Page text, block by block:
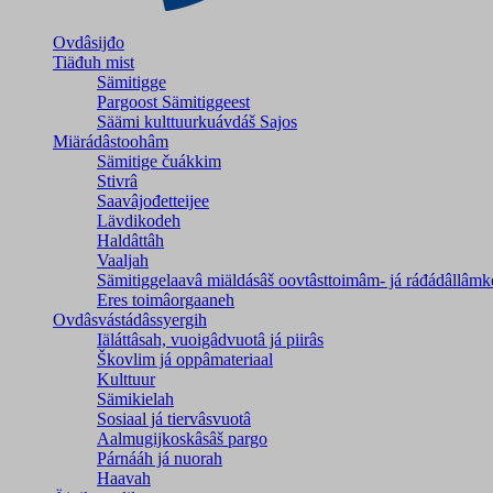
Ovdâsijđo
Tiäđuh mist
Sämitigge
Pargoost Sämitiggeest
Säämi kulttuurkuávdáš Sajos
Miärádâstoohâm
Sämitige čuákkim
Stivrâ
Saavâjođetteijee
Lävdikodeh
Haldâttâh
Vaaljah
Sämitiggelaavâ miäldásâš oovtâsttoimâm- já
Eres toimâorgaaneh
Ovdâsvástádâssyergih
Iäláttâsah, vuoigâdvuotâ já piirâs
Škovlim já oppâmateriaal
Kulttuur
Sämikielah
Sosiaal já tiervâsvuotâ
Aalmugijkoskâsâš pargo
Párnááh já nuorah
Haavah